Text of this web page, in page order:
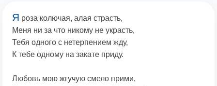
Я роза колючая, алая страсть,
Меня ни за что никому не украсть,
Тебя одного с нетерпением жду,
К тебе одному на закате приду.
Любовь мою жгучую смело прими,